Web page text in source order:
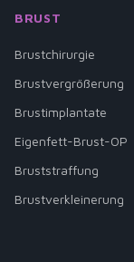
BRUST
Brustchirurgie
Brustvergrößerung
Brustimplantate
Eigenfett-Brust-OP
Bruststraffung
Brustverkleinerung